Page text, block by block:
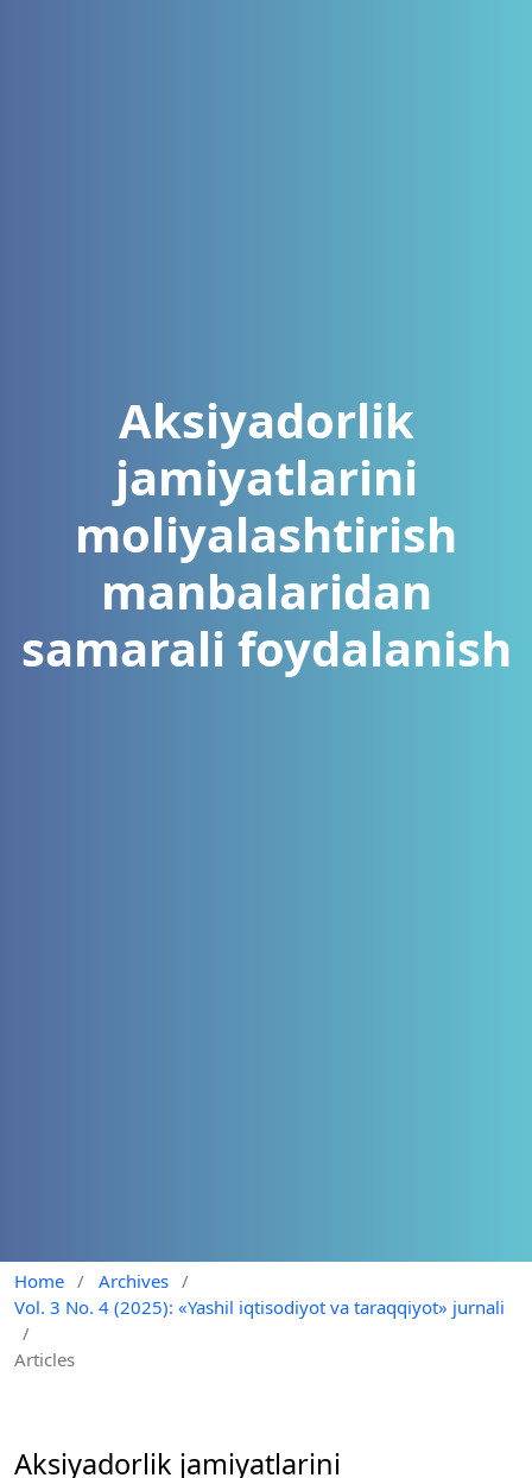
Aksiyadorlik
jamiyatlarini
moliyalashtirish
manbalaridan
samarali foydalanish
Home / Archives /
Vol. 3 No. 4 (2025): «Yashil iqtisodiyot va taraqqiyot» jurnali
/
Articles
Aksiyadorlik jamiyatlarini